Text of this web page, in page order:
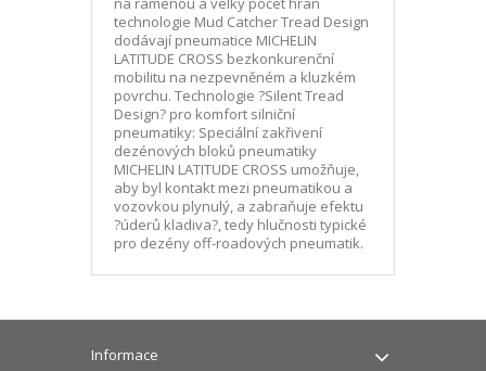
technologie Mud Catcher Tread Design
dodávají pneumatice MICHELIN
LATITUDE CROSS bezkonkurenční
mobilitu na nezpevněném a kluzkém
povrchu. Technologie ?Silent Tread
Design? pro komfort silniční
pneumatiky: Speciální zakřivení
dezénových bloků pneumatiky
MICHELIN LATITUDE CROSS umožňuje,
aby byl kontakt mezi pneumatikou a
vozovkou plynulý, a zabraňuje efektu
?úderů kladiva?, tedy hlučnosti typické
pro dezény off-roadových pneumatik.
Informace